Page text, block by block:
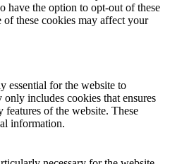
have the option to opt-out of these
these cookies may affect your
essential for the website to
includes cookies that ensures
of the website. These
information.